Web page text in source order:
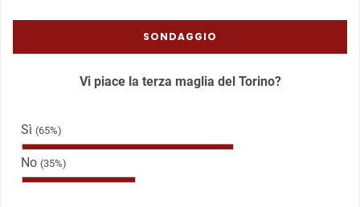
SONDAGGIO
Vi piace la terza maglia del Torino?
Sì (65%)
No (35%)